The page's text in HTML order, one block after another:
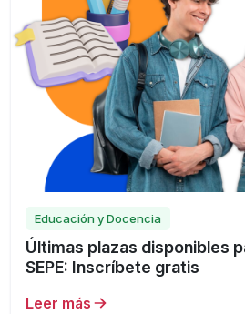
Educación y Docencia
Últimas plazas disponibles
SEPE: Inscríbete gratis
Leer más